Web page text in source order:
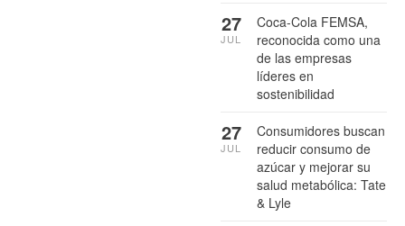
Coca-Cola FEMSA,
reconocida como una
de las empresas
líderes en
sostenibilidad
27
JUL
Consumidores buscan
reducir consumo de
azúcar y mejorar su
salud metabólica: Tate
& Lyle
27
JUL